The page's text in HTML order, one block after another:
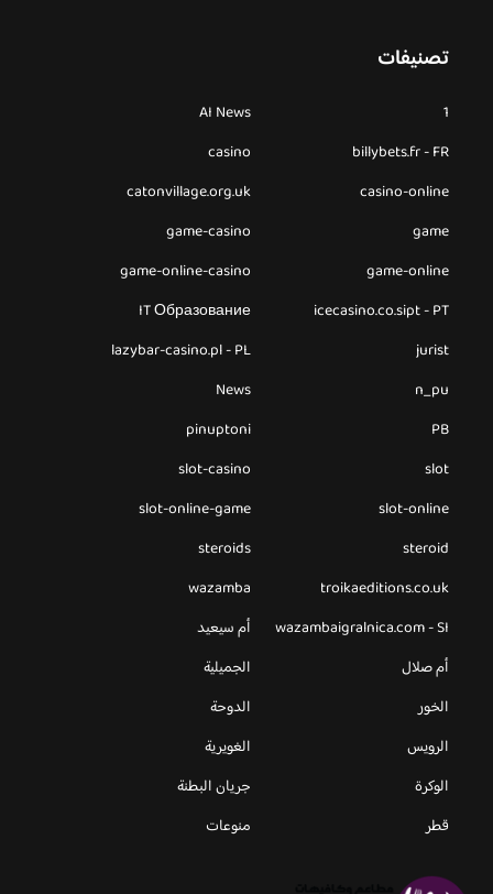
تصنيفات
1
AI News
billybets.fr - FR
casino
casino-online
catonvillage.org.uk
game
game-casino
game-online
game-online-casino
icecasino.co.sipt - PT
IT Образование
jurist
lazybar-casino.pl - PL
n_pu
News
PB
pinuptoni
slot
slot-casino
slot-online
slot-online-game
steroid
steroids
troikaeditions.co.uk
wazamba
wazambaigralnica.com - SI
أم سيعيد
أم صلال
الجميلية
الخور
الدوحة
الرويس
الغويرية
الوكرة
جريان البطنة
قطر
منوعات